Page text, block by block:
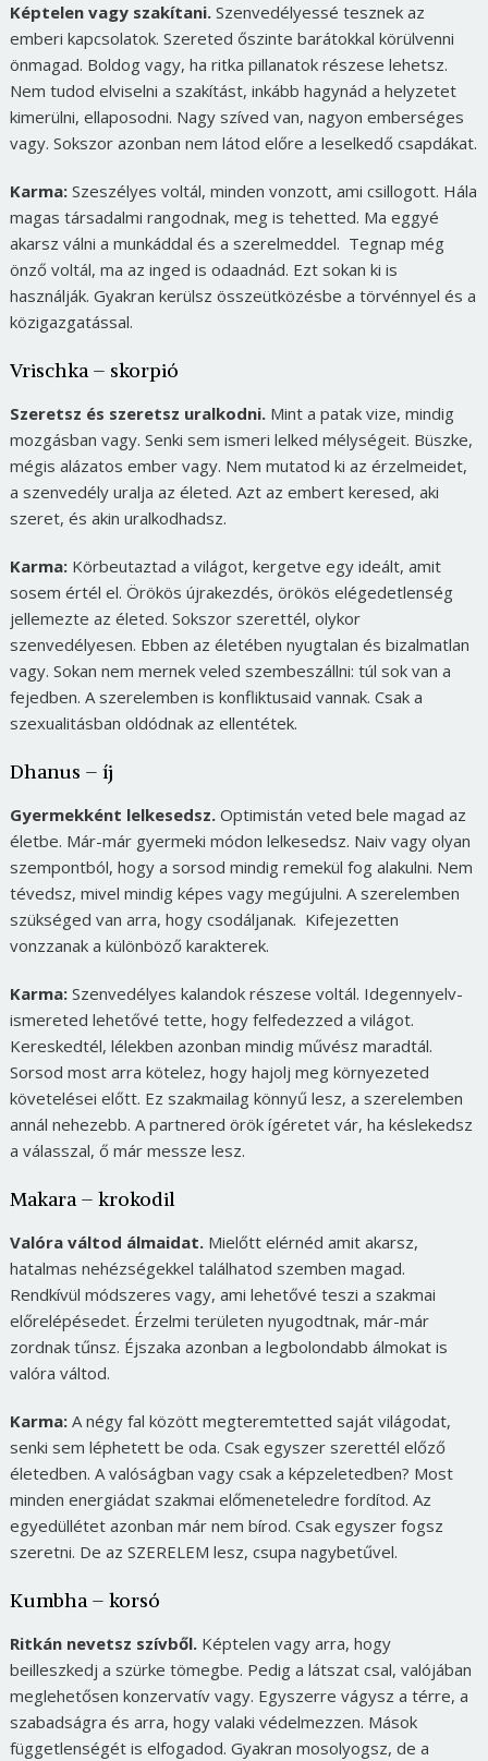
Képtelen vagy szakítani.Szenvedélyessé tesznek az
emberi kapcsolatok. Szereted őszinte barátokkal körülvenni
önmagad. Boldog vagy, ha ritka pillanatok részese lehetsz.
Nem tudod elviselni a szakítást, inkább hagynád a helyzetet
kimerülni, ellaposodni. Nagy szíved van, nagyon emberséges
vagy. Sokszor azonban nem látod előre a leselkedő csapdákat.
Karma:Szeszélyes voltál, minden vonzott, ami csillogott. Hála
magas társadalmi rangodnak, meg is tehetted. Ma eggyé
akarsz válni a munkáddal és a szerelmeddel. Tegnap még
önző voltál, ma az inged is odaadnád. Ezt sokan ki is
használják. Gyakran kerülsz összeütközésbe a törvénnyel és a
közigazgatással.
Vrischka – skorpió
Szeretsz és szeretsz uralkodni.Mint a patak vize, mindig
mozgásban vagy. Senki sem ismeri lelked mélységeit. Büszke,
mégis alázatos ember vagy. Nem mutatod ki az érzelmeidet,
a szenvedély uralja az életed. Azt az embert keresed, aki
szeret, és akin uralkodhadsz.
Karma:Körbeutaztad a világot, kergetve egy ideált, amit
sosem értél el. Örökös újrakezdés, örökös elégedetlenség
jellemezte az életed. Sokszor szerettél, olykor
szenvedélyesen. Ebben az életében nyugtalan és bizalmatlan
vagy. Sokan nem mernek veled szembeszállni: túl sok van a
fejedben. A szerelemben is konfliktusaid vannak. Csak a
szexualitásban oldódnak az ellentétek.
Dhanus – íj
Gyermekként lelkesedsz.Optimistán veted bele magad az
életbe. Már-már gyermeki módon lelkesedsz. Naiv vagy olyan
szempontból, hogy a sorsod mindig remekül fog alakulni. Nem
tévedsz, mivel mindig képes vagy megújulni. A szerelemben
szükséged van arra, hogy csodáljanak. Kifejezetten
vonzzanak a különböző karakterek.
Karma:Szenvedélyes kalandok részese voltál. Idegennyelv-
ismereted lehetővé tette, hogy felfedezzed a világot.
Kereskedtél, lélekben azonban mindig művész maradtál.
Sorsod most arra kötelez, hogy hajolj meg környezeted
követelései előtt. Ez szakmailag könnyű lesz, a szerelemben
annál nehezebb. A partnered örök ígéretet vár, ha késlekedsz
a válasszal, ő már messze lesz.
Makara – krokodil
Valóra váltod álmaidat.Mielőtt elérnéd amit akarsz,
hatalmas nehézségekkel találhatod szemben magad.
Rendkívül módszeres vagy, ami lehetővé teszi a szakmai
előrelépésedet. Érzelmi területen nyugodtnak, már-már
zordnak tűnsz. Éjszaka azonban a legbolondabb álmokat is
valóra váltod.
Karma:A négy fal között megteremtetted saját világodat,
senki sem léphetett be oda. Csak egyszer szerettél előző
életedben. A valóságban vagy csak a képzeletedben? Most
minden energiádat szakmai előmeneteledre fordítod. Az
egyedüllétet azonban már nem bírod. Csak egyszer fogsz
szeretni. De az SZERELEM lesz, csupa nagybetűvel.
Kumbha – korsó
Ritkán nevetsz szívből.Képtelen vagy arra, hogy
beilleszkedj a szürke tömegbe. Pedig a látszat csal, valójában
meglehetősen konzervatív vagy. Egyszerre vágysz a térre, a
szabadságra és arra, hogy valaki védelmezzen. Mások
függetlenségét is elfogadod. Gyakran mosolyogsz, de a